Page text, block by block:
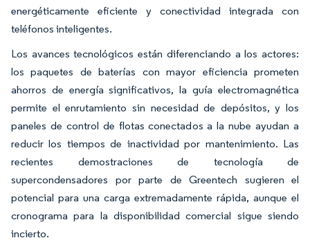
energéticamente eficiente y conectividad integrada con
teléfonos inteligentes.
Los avances tecnológicos están diferenciando a los actores:
los paquetes de baterías con mayor eficiencia prometen
ahorros de energía significativos, la guía electromagnética
permite el enrutamiento sin necesidad de depósitos, y los
paneles de control de flotas conectados a la nube ayudan a
reducir los tiempos de inactividad por mantenimiento. Las
recientes demostraciones de tecnología de
supercondensadores por parte de Greentech sugieren el
potencial para una carga extremadamente rápida, aunque el
cronograma para la disponibilidad comercial sigue siendo
incierto.